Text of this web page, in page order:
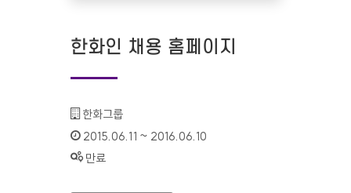
한화인 채용 홈페이지
기관명 :
한화그룹
인증기간 :
2015.06.11 ~ 2016.06.10
상태 :
만료